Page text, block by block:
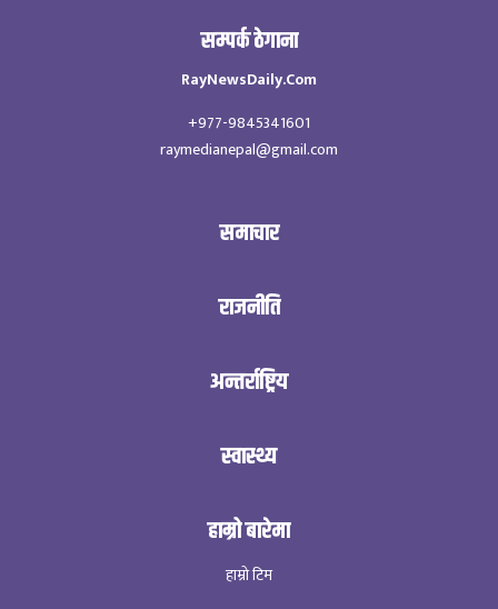
सम्पर्क ठेगाना
RayNewsDaily.Com
+977-9845341601
raymedianepal@gmail.com
समाचार
राजनीति
अन्तर्राष्ट्रिय
स्वास्थ्य
हाम्रो बारेमा
हाम्रो टिम